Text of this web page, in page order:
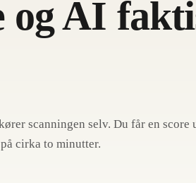
og AI
scanningen selv. Du får en score
cirka to minutter.